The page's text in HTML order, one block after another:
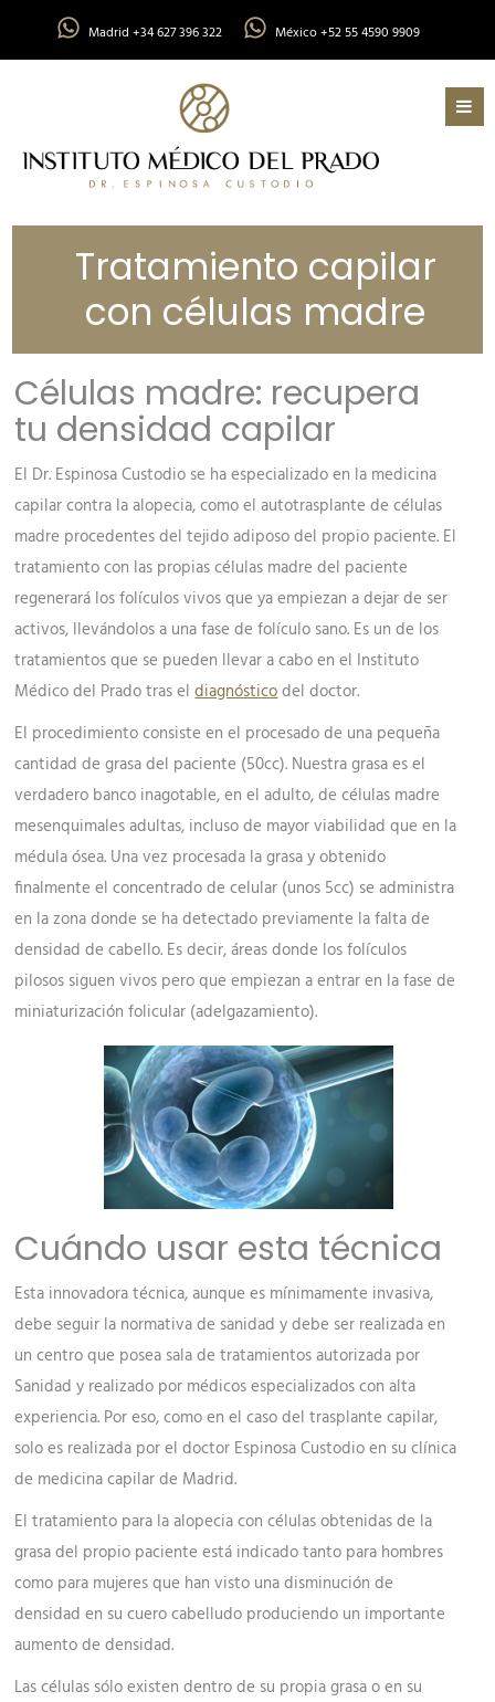
Madrid +34 627 396 322 México +52 55 4590 9909
Tratamiento capilar
con células madre
Células madre: recupera
tu densidad capilar
El Dr. Espinosa Custodio se ha especializado en la medicina
capilar contra la alopecia, como el autotrasplante de células
madre procedentes del tejido adiposo del propio paciente. El
tratamiento con las propias células madre del paciente
regenerará los folículos vivos que ya empiezan a dejar de ser
activos, llevándolos a una fase de folículo sano. Es un de los
tratamientos que se pueden llevar a cabo en el Instituto
Médico del Prado tras eldiagnósticodel doctor.
El procedimiento consiste en el procesado de una pequeña
cantidad de grasa del paciente (50cc). Nuestra grasa es el
verdadero banco inagotable, en el adulto, de células madre
mesenquimales adultas, incluso de mayor viabilidad que en la
médula ósea. Una vez procesada la grasa y obtenido
finalmente el concentrado de celular (unos 5cc) se administra
en la zona donde se ha detectado previamente la falta de
densidad de cabello. Es decir, áreas donde los folículos
pilosos siguen vivos pero que empiezan a entrar en la fase de
miniaturización folicular (adelgazamiento).
Cuándo usar esta técnica
Esta innovadora técnica, aunque es mínimamente invasiva,
debe seguir la normativa de sanidad y debe ser realizada en
un centro que posea sala de tratamientos autorizada por
Sanidad y realizado por médicos especializados con alta
experiencia. Por eso, como en el caso del trasplante capilar,
solo es realizada por el doctor Espinosa Custodio en su clínica
de medicina capilar de Madrid.
El tratamiento para la alopecia con células obtenidas de la
grasa del propio paciente está indicado tanto para hombres
como para mujeres que han visto una disminución de
densidad en su cuero cabelludo produciendo un importante
aumento de densidad.
Las células sólo existen dentro de su propia grasa o en su